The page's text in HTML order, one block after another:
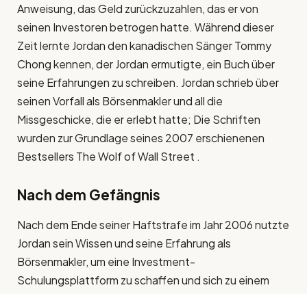
Anweisung, das Geld zurückzuzahlen, das er von
seinen Investoren betrogen hatte. Während dieser
Zeit lernte Jordan den kanadischen Sänger Tommy
Chong kennen, der Jordan ermutigte, ein Buch über
seine Erfahrungen zu schreiben. Jordan schrieb über
seinen Vorfall als Börsenmakler und all die
Missgeschicke, die er erlebt hatte; Die Schriften
wurden zur Grundlage seines 2007 erschienenen
Bestsellers The Wolf of Wall Street .
Nach dem Gefängnis
Nach dem Ende seiner Haftstrafe im Jahr 2006 nutzte
Jordan sein Wissen und seine Erfahrung als
Börsenmakler, um eine Investment-
Schulungsplattform zu schaffen und sich zu einem